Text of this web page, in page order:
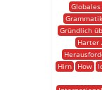
Gründlich
Harter
Hirn
How